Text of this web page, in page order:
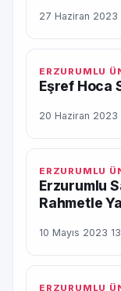
27 Haziran 2023
ERZURUMLU
Eşref Hoca
20 Haziran 2023
ERZURUMLU
Erzurumlu
Rahmetle
10 Mayıs 2023
ERZURUMLU